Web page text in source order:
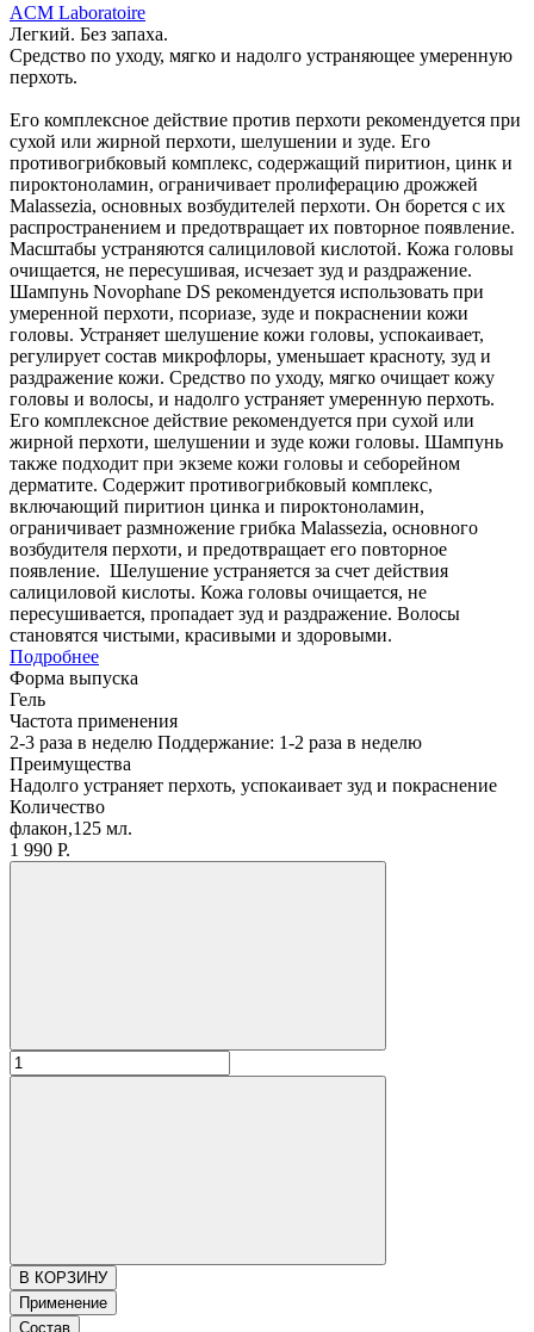
ACM Laboratoire
Легкий. Без запаха.
Средство по уходу, мягко и надолго устраняющее умеренную
перхоть.
Его комплексное действие против перхоти рекомендуется при
сухой или жирной перхоти, шелушении и зуде. Его
противогрибковый комплекс, содержащий пиритион, цинк и
пироктоноламин, ограничивает пролиферацию дрожжей
Malassezia, основных возбудителей перхоти. Он борется с их
распространением и предотвращает их повторное появление.
Масштабы устраняются салициловой кислотой. Кожа головы
очищается, не пересушивая, исчезает зуд и раздражение.
Шампунь Novophane DS рекомендуется использовать при
умеренной перхоти, псориазе, зуде и покраснении кожи
головы. Устраняет шелушение кожи головы, успокаивает,
регулирует состав микрофлоры, уменьшает красноту, зуд и
раздражение кожи. Средство по уходу, мягко очищает кожу
головы и волосы, и надолго устраняет умеренную перхоть.
Его комплексное действие рекомендуется при сухой или
жирной перхоти, шелушении и зуде кожи головы. Шампунь
также подходит при экземе кожи головы и себорейном
дерматите. Содержит противогрибковый комплекс,
включающий пиритион цинка и пироктоноламин,
ограничивает размножение грибка Malassezia, основного
возбудителя перхоти, и предотвращает его повторное
появление. Шелушение устраняется за счет действия
салициловой кислоты. Кожа головы очищается, не
пересушивается, пропадает зуд и раздражение. Волосы
становятся чистыми, красивыми и здоровыми.
Подробнее
Форма выпуска
Гель
Частота применения
2-3 раза в неделю Поддержание: 1-2 раза в неделю
Преимущества
Надолго устраняет перхоть, успокаивает зуд и покраснение
Количество
флакон,125 мл.
1 990 Р.
В КОРЗИНУ
Применение
Состав